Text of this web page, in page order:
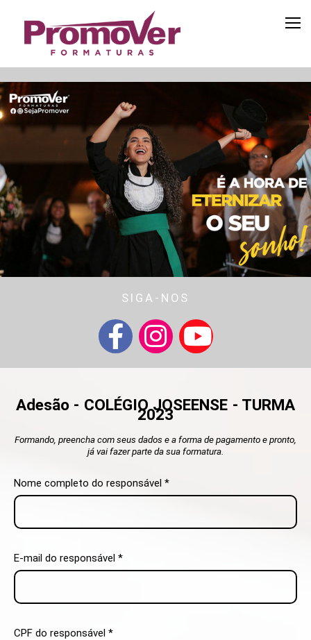
SIGA-NOS
Adesão - COLÉGIO JOSEENSE - TURMA
2023
Formando, preencha com seus dados e a forma de pagamento e pronto,
já vai fazer parte da sua formatura.
Nome completo do responsável *
E-mail do responsável *
CPF do responsável *